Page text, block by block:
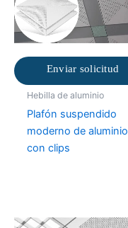
Enviar solicitud
Hebilla de aluminio
Plafón suspendido
moderno de aluminio
con clips